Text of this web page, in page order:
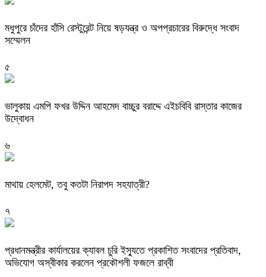
মধুপুরে চাঁদের হাঁসি রেস্টুরেন্ট নিয়ে ষড়যন্ত্র ও অপপ্রচারের বিরুদ্ধে সংবাদ
সম্মেলন
৫
ভালুকায় এমপি ফখর উদ্দিন আহমেদ বাচ্চুর বরাদ্দে এইচবিবি রাস্তার কাজের
উদ্বোধন
৬
মাথায় হেলমেট, তবু কতটা নিরাপদ সহযাত্রী?
৭
প্রধানমন্ত্রীর কার্যালয়ের ক্যাবল চুরি ইস্যুতে প্রকাশিত সংবাদের প্রতিবাদ,
অভিযোগ অস্বীকার করলেন প্রকৌশলী ফজলে রাব্বী